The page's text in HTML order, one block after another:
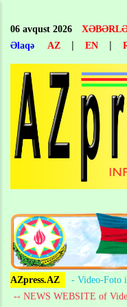
main
content
06 avqust 2026
Əlaqə
AZ | EN |
AZpress.AZ
- Video-Foto
-- NEWS WEBSITE of